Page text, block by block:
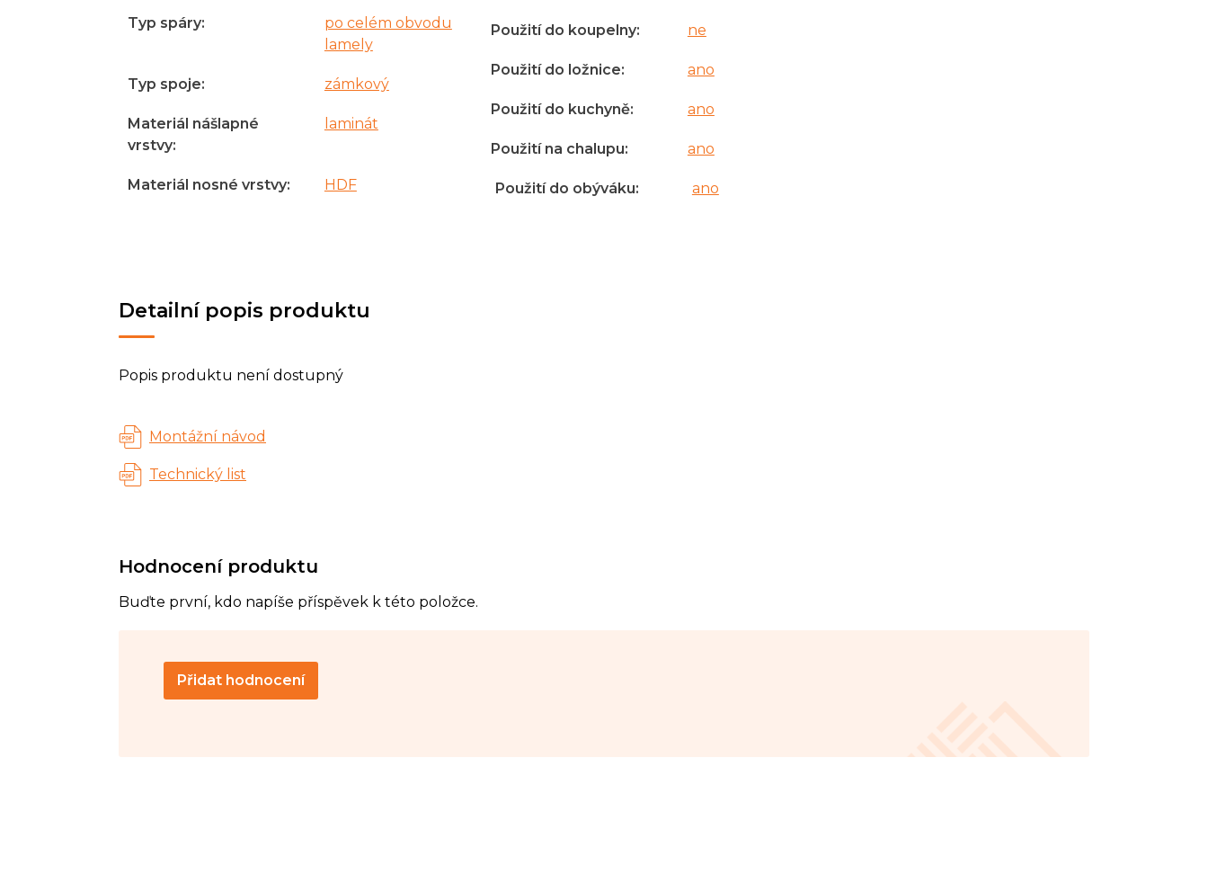
Detailní popis produktu
Popis produktu není dostupný
Typ spáry:
po celém obvodu
lamely
Typ spoje: zámkový
Materiál nášlapné
vrstvy:
laminát
Materiál nosné vrstvy: HDF
Použití do koupelny: ne
Použití do ložnice: ano
Použití do kuchyně: ano
Použití na chalupu: ano
Použití do obýváku: ano
Montážní návod
Technický list
Hodnocení produktu
Buďte první, kdo napíše příspěvek k této položce.
Přidat hodnocení